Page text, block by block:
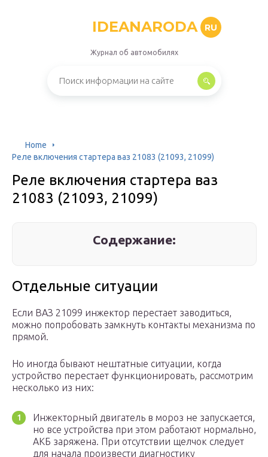
IDEANARODA RU
Журнал об автомобилях
Home
Реле включения стартера ваз 21083 (21093, 21099)
Реле включения стартера ваз
21083 (21093, 21099)
Содержание:
Отдельные ситуации
Если ВАЗ 21099 инжектор перестает заводиться,
можно попробовать замкнуть контакты механизма по
прямой.
Но иногда бывают нештатные ситуации, когда
устройство перестает функционировать, рассмотрим
несколько из них:
Инжекторный двигатель в мороз не запускается,
но все устройства при этом работают нормально,
АКБ заряжена. При отсутствии щелчок следует
для начала произвести диагностику